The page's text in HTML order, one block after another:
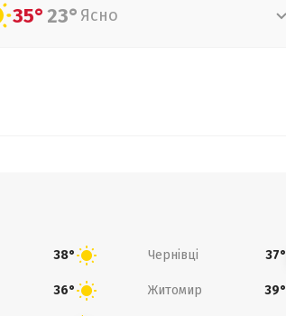
35°23° Ясно
38° Чернівці 37°
36° Житомир 39°